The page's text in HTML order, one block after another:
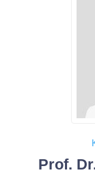
Prof.